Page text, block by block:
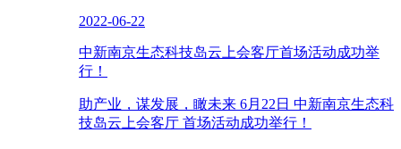
2022-06-22
中新南京生态科技岛云上会客厅首场活动成功举
行！
助产业，谋发展，瞰未来 6月22日 中新南京生态科
技岛云上会客厅 首场活动成功举行！